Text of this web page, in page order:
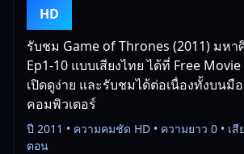
HD
รับชม Game of Thrones (2011) มหา
Ep1-10 แบบเสียงไทย ได้ที่ Free
เปิดดูง่าย และรับชมได้ต่อเนื่องทั้งบนมื
คอมพิวเตอร์
ปี 2011 • ความคมชัด HD • ความยาว 0 • เสี
ตอน